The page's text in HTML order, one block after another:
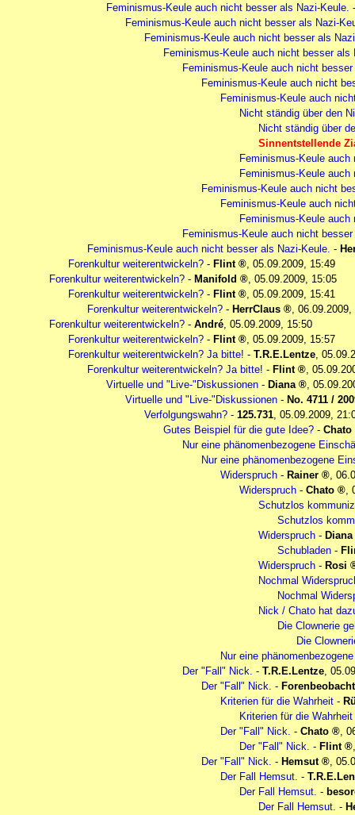
Feminismus-Keule auch nicht besser als Nazi-Keule.
Feminismus-Keule auch nicht besser als Nazi-
Feminismus-Keule auch nicht besser als
Feminismus-Keule auch nicht besser als
Feminismus-Keule auch nicht
Feminismus-Keule auch nicht
Feminismus-Keule auch
Nicht ständig über den
Nicht ständig über
Sinnentstellende
Feminismus-Keule
Feminismus-Keule
Feminismus-Keule auch nicht
Feminismus-Keule auch
Feminismus-Keule
Feminismus-Keule auch nicht
Feminismus-Keule auch nicht besser als Nazi-Keule. -
Forenkultur weiterentwickeln? - Flint , 05.09.2009, 15:49
Forenkultur weiterentwickeln? - Manifold , 05.09.2009, 15:05
Forenkultur weiterentwickeln? - Flint , 05.09.2009, 15:41
Forenkultur weiterentwickeln? - HerrClaus , 06.09.2009,
Forenkultur weiterentwickeln? - André, 05.09.2009, 15:50
Forenkultur weiterentwickeln? - Flint , 05.09.2009, 15:57
Forenkultur weiterentwickeln? Ja bitte! - T.R.E.Lentze,
Forenkultur weiterentwickeln? Ja bitte! - Flint ,
Virtuelle und "Live-"Diskussionen - Diana ,
Virtuelle und "Live-"Diskussionen - No. 4711 /
Verfolgungswahn? - 125.731, 05.09.2009,
Gutes Beispiel für die gute Idee? - Chato
Nur eine phänomenbezogene
Nur eine phänomenbezogene
Widerspruch - Rainer ,
Widerspruch - Chato ,
Schutzlos
Schutzlos
Widerspruch - Diana
Schubladen -
Widerspruch - Rosi
Nochmal
Nochmal
Nick / Chato hat
Die Clownerie
Die
Nur eine
Der "Fall" Nick. - T.R.E.Lentze,
Der "Fall" Nick. -
Kriterien für die Wahrheit -
Kriterien für die Wahrheit
Der "Fall" Nick. - Chato ,
Der "Fall" Nick. - Flint
Der "Fall" Nick. - Hemsut ,
Der Fall Hemsut. -
Der Fall Hemsut. -
Der Fall Hemsut. -